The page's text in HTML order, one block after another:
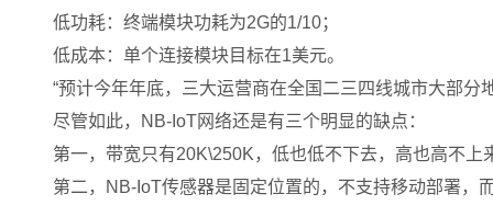
低功耗：终端模块功耗为2G的1/10；
低成本：单个连接模块目标在1美元。
“预计今年年底，三大运营商在全国二三四线城市大部分
尽管如此，NB-IoT网络还是有三个明显的缺点：
第一，带宽只有20K\250K，低也低不下去，高也高不上
第二，NB-IoT传感器是固定位置的，不支持移动部署，